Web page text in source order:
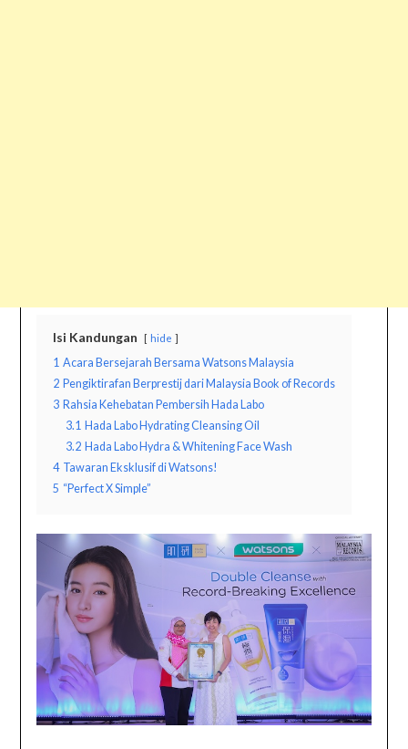
Isi Kandungan hide
1 Acara Bersejarah Bersama Watsons Malaysia
2 Pengiktirafan Berprestij dari Malaysia Book of Records
3 Rahsia Kehebatan Pembersih Hada Labo
3.1 Hada Labo Hydrating Cleansing Oil
3.2 Hada Labo Hydra & Whitening Face Wash
4 Tawaran Eksklusif di Watsons!
5 “Perfect X Simple”